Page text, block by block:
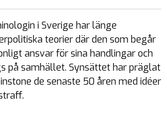
i Sverige har länge
teorier där den som begår
ansvar för sina handlingar och
på samhället. Synsättet har präglat
de senaste 50 åren med idéer